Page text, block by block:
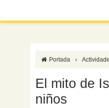
Portada ›
El mito de
niños